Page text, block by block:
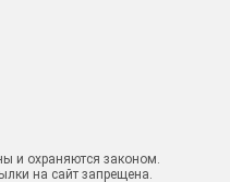
и охраняются законом.
на сайт запрещена.